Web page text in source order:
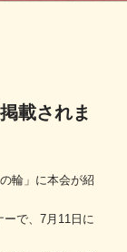
載されま
輪」に本会が紹
ーで、7月11日に